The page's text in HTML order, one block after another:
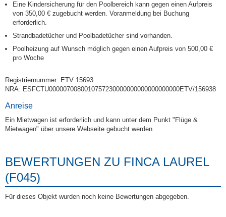
Eine Kindersicherung für den Poolbereich kann gegen einen Aufpreis
von 350,00 € zugebucht werden. Voranmeldung bei Buchung
erforderlich.
Strandbadetücher und Poolbadetücher sind vorhanden.
Poolheizung auf Wunsch möglich gegen einen Aufpreis von 500,00 €
pro Woche
Registriernummer: ETV 15693
NRA: ESFCTU0000070080010757230000000000000000000ETV/156938
Anreise
Ein Mietwagen ist erforderlich und kann unter dem Punkt "Flüge &
Mietwagen" über unsere Webseite gebucht werden.
BEWERTUNGEN ZU FINCA LAUREL
(F045)
Für dieses Objekt wurden noch keine Bewertungen abgegeben.